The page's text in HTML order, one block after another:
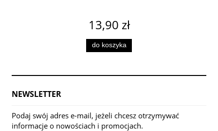
13,90 zł
do koszyka
NEWSLETTER
Podaj swój adres e-mail, jeżeli chcesz otrzymywać
informacje o nowościach i promocjach.